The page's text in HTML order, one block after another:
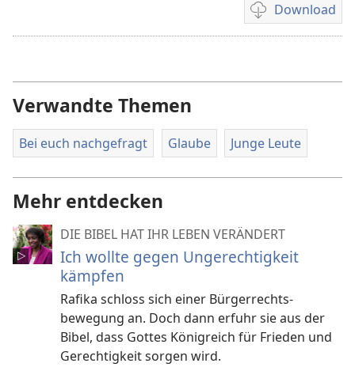
Download
für
Verwandte Themen
Bei euch nachgefragt Glaube Junge Leute
Mehr entdecken
DIE BIBEL HAT IHR LEBEN VERÄNDERT
Ich wollte gegen Ungerechtigkeit
kämpfen
Rafika schloss sich einer Bürgerrechts­
bewegung an. Doch dann erfuhr sie aus der
Bibel, dass Gottes Königreich für Frieden und
Gerechtigkeit sorgen wird.